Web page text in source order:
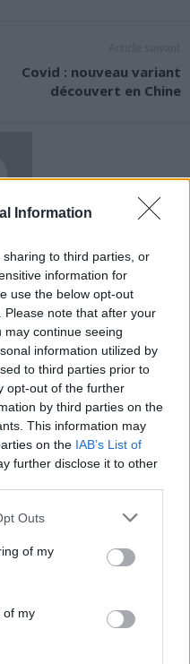
Information
to third parties, or
information for
use the below opt-out
note that after your
continue seeing
information utilized by
to third parties prior to
opt-out of the further
by third parties on the
This information may
on the IAB’s List of
further disclose it to other
Outs
of my
of my
Covid : nouveau variant
découvert en Chine
PLUS DE L'AUTEUR
:
de
Santé
Un chewing-gum
révolutionnaire pour
combattre le cancer
buccal
graves et données falsifiées